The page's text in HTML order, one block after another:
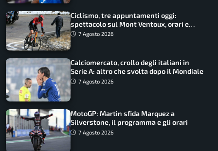
Ciclismo, tre appuntamenti oggi:
spettacolo sul Mont Ventoux, orari e
come vederli
7 Agosto 2026
Calciomercato, crollo degli italiani in
Serie A: altro che svolta dopo il Mondiale
7 Agosto 2026
MotoGP: Martin sfida Marquez a
Silverstone, il programma e gli orari
7 Agosto 2026